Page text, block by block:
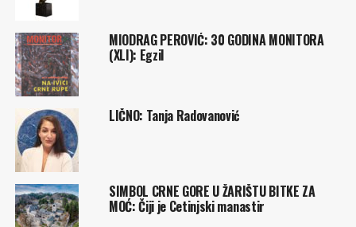
MIODRAG PEROVIĆ: 30 GODINA MONITORA
(XLI): Egzil
LIČNO: Tanja Radovanović
SIMBOL CRNE GORE U ŽARIŠTU BITKE ZA
MOĆ: Čiji je Cetinjski manastir